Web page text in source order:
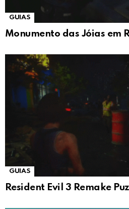
GUIAS
Monumento das Jóias em
GUIAS
Resident Evil 3 Remake